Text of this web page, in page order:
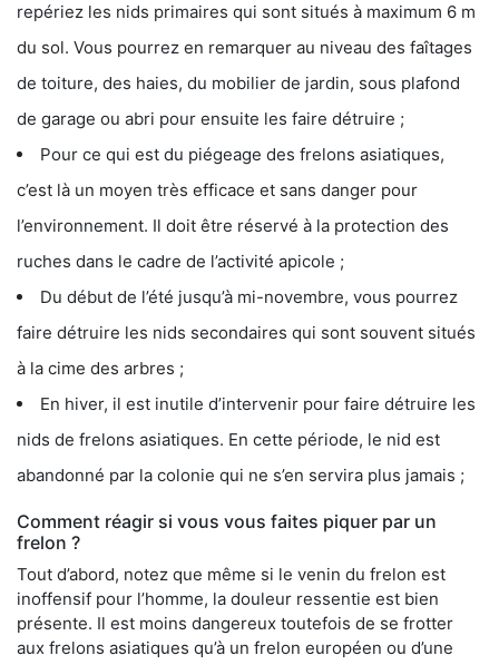
repériez les nids primaires qui sont situés à maximum 6 m
du sol. Vous pourrez en remarquer au niveau des faîtages
de toiture, des haies, du mobilier de jardin, sous plafond
de garage ou abri pour ensuite les faire détruire ;
Pour ce qui est du piégeage des frelons asiatiques,
c’est là un moyen très efficace et sans danger pour
l’environnement. Il doit être réservé à la protection des
ruches dans le cadre de l’activité apicole ;
Du début de l’été jusqu’à mi-novembre, vous pourrez
faire détruire les nids secondaires qui sont souvent situés
à la cime des arbres ;
En hiver, il est inutile d’intervenir pour faire détruire les
nids de frelons asiatiques. En cette période, le nid est
abandonné par la colonie qui ne s’en servira plus jamais ;
Comment réagir si vous vous faites piquer par un
frelon ?
Tout d’abord, notez que même si le venin du frelon est
inoffensif pour l’homme, la douleur ressentie est bien
présente. Il est moins dangereux toutefois de se frotter
aux frelons asiatiques qu’à un frelon européen ou d’une